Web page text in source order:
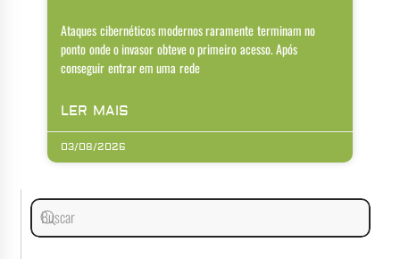
Ataques cibernéticos modernos raramente terminam no
ponto onde o invasor obteve o primeiro acesso. Após
conseguir entrar em uma rede
LER MAIS
03/08/2026